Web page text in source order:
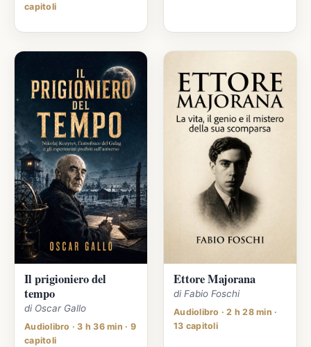
capitoli
Il prigioniero del
tempo
di Oscar Gallo
Audiolibro · 3 h 36 min · 9
capitoli
Ettore Majorana
di Fabio Foschi
Audiolibro · 2 h 28 min ·
13 capitoli